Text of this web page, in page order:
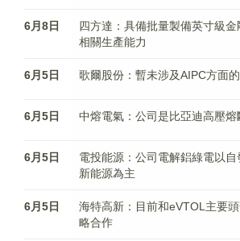
6月8日
四方達：具備批量製備英寸級
相關生產能力
6月5日 歌爾股份：暫未涉及AIPC方面
6月5日 中熔電氣：公司是比亞迪高壓
6月5日
電投能源：公司電解鋁綠電以
新能源為主
6月5日
海特高新：目前和eVTOL主要
略合作